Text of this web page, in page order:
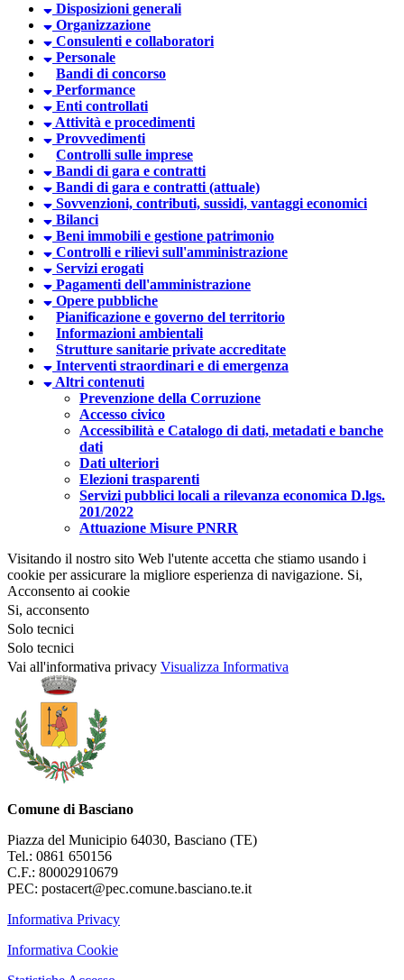
Disposizioni generali
Organizzazione
Consulenti e collaboratori
Personale
Bandi di concorso
Performance
Enti controllati
Attività e procedimenti
Provvedimenti
Controlli sulle imprese
Bandi di gara e contratti
Bandi di gara e contratti (attuale)
Sovvenzioni, contributi, sussidi, vantaggi economici
Bilanci
Beni immobili e gestione patrimonio
Controlli e rilievi sull'amministrazione
Servizi erogati
Pagamenti dell'amministrazione
Opere pubbliche
Pianificazione e governo del territorio
Informazioni ambientali
Strutture sanitarie private accreditate
Interventi straordinari e di emergenza
Altri contenuti
Prevenzione della Corruzione
Accesso civico
Accessibilità e Catalogo di dati, metadati e banche
dati
Dati ulteriori
Elezioni trasparenti
Servizi pubblici locali a rilevanza economica D.lgs.
201/2022
Attuazione Misure PNRR
Visitando il nostro sito Web l'utente accetta che stiamo usando i
cookie per assicurare la migliore esperienza di navigazione. Si,
Acconsento ai cookie
Si, acconsento
Solo tecnici
Solo tecnici
Vai all'informativa privacy Visualizza Informativa
Comune di Basciano
Piazza del Municipio 64030, Basciano (TE)
Tel.: 0861 650156
C.F.: 80002910679
PEC: postacert@pec.comune.basciano.te.it
Informativa Privacy
Informativa Cookie